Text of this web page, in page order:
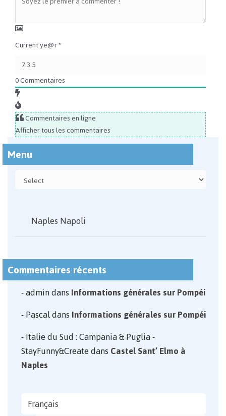
Current ye@r*
0Commentaires
Commentaires en ligne
Afficher tous les commentaires
Menu
Naples Napoli
Commentaires récents
admindansInformations générales sur Pompéi
PascaldansInformations générales sur Pompéi
Italie du Sud : Campania & Puglia -
StayFunny&CreatedansCastel Sant’ Elmo à
Naples
Français